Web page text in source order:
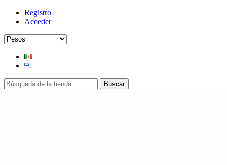
Registro
Acceder
Búscar